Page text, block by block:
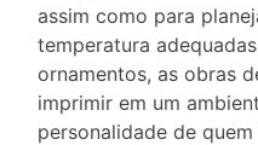
assim como para
temperatura
ornamentos, as obras
imprimir em um
personalidade de